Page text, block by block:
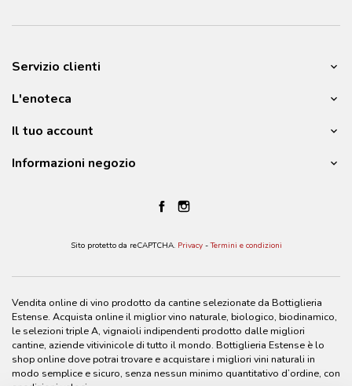
Servizio clienti
L'enoteca
Il tuo account
Informazioni negozio
Sito protetto da reCAPTCHA. Privacy-Termini e condizioni
Vendita online di vino prodotto da cantine selezionate da Bottiglieria
Estense. Acquista online il miglior vino naturale, biologico, biodinamico,
le selezioni triple A, vignaioli indipendenti prodotto dalle migliori
cantine, aziende vitivinicole di tutto il mondo. Bottiglieria Estense è lo
shop online dove potrai trovare e acquistare i migliori vini naturali in
modo semplice e sicuro, senza nessun minimo quantitativo d’ordine, con